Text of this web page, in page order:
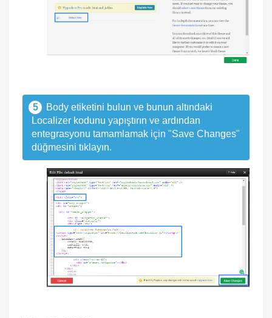
5
Body etiketini bulun ve bunun altındaki
Localizer kodunu yapıştırın ve ardından
entegrasyonu tamamlamak için "Save Changes"
düğmesini tıklayın.